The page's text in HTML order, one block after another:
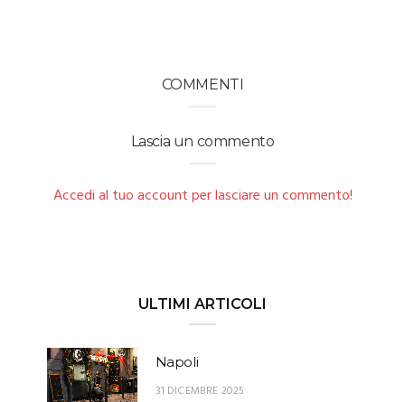
COMMENTI
Lascia un commento
Accedi al tuo account per lasciare un commento!
ULTIMI ARTICOLI
Napoli
31 DICEMBRE 2025